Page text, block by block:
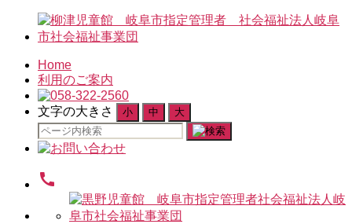
Home
利用のご案内
文字の大きさ 小 中 大
検
索
象:
call